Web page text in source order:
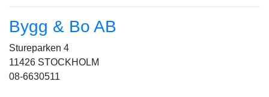
Bygg & Bo AB
Stureparken 4
11426 STOCKHOLM
08-6630511